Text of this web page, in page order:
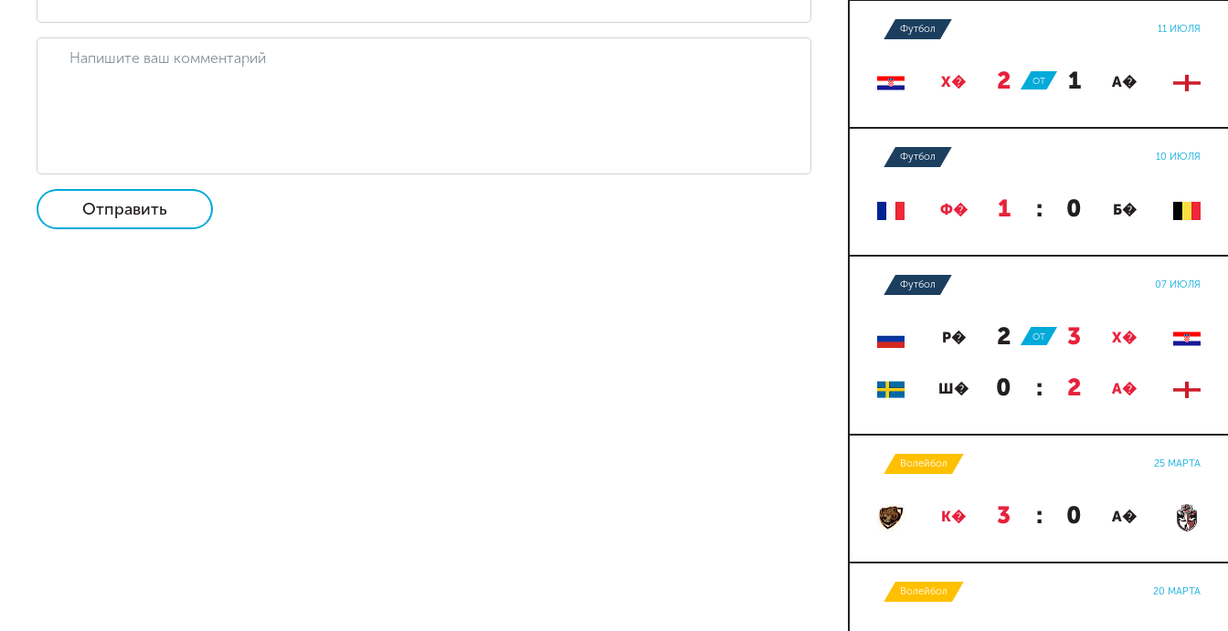
Отправить
Футбол 11 ИЮЛЯ
Х� 2 : 1 А�
ОТ
Футбол 10 ИЮЛЯ
Ф� 1 : 0 Б�
Футбол 07 ИЮЛЯ
Р� 2 : 3 Х�
ОТ
Ш� 0 : 2 А�
Волейбол 25 МАРТА
К� 3 : 0 А�
Волейбол 20 МАРТА